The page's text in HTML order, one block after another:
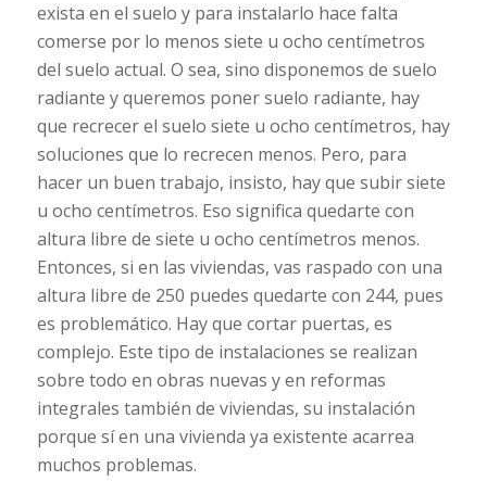
exista en el suelo y para instalarlo hace falta
comerse por lo menos siete u ocho centímetros
del suelo actual. O sea, sino disponemos de suelo
radiante y queremos poner suelo radiante, hay
que recrecer el suelo siete u ocho centímetros, hay
soluciones que lo recrecen menos. Pero, para
hacer un buen trabajo, insisto, hay que subir siete
u ocho centímetros. Eso significa quedarte con
altura libre de siete u ocho centímetros menos.
Entonces, si en las viviendas, vas raspado con una
altura libre de 250 puedes quedarte con 244, pues
es problemático. Hay que cortar puertas, es
complejo. Este tipo de instalaciones se realizan
sobre todo en obras nuevas y en reformas
integrales también de viviendas, su instalación
porque sí en una vivienda ya existente acarrea
muchos problemas.